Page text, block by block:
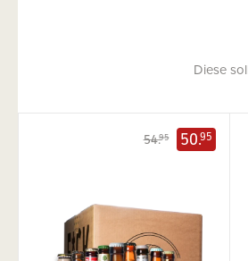
Diese
54.95 50.95